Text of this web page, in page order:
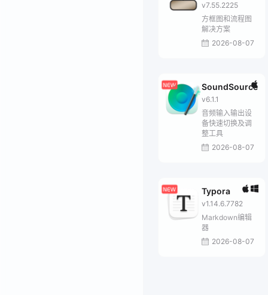
v7.55.2225
方框图和流程图
解决方案
2026-08-07
SoundSource
v6.1.1
音频输入输出设
备快速切换及调
整工具
2026-08-07
Typora
v1.14.6.7782
Markdown编辑
器
2026-08-07